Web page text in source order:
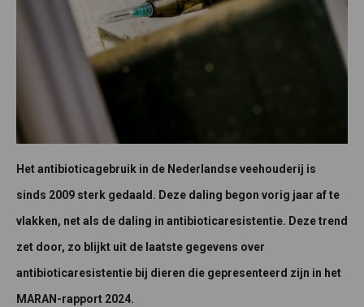
Het antibioticagebruik in de Nederlandse veehouderij is
sinds 2009 sterk gedaald. Deze daling begon vorig jaar af te
vlakken, net als de daling in antibioticaresistentie. Deze trend
zet door, zo blijkt uit de laatste gegevens over
antibioticaresistentie bij dieren die gepresenteerd zijn in het
MARAN-rapport 2024.